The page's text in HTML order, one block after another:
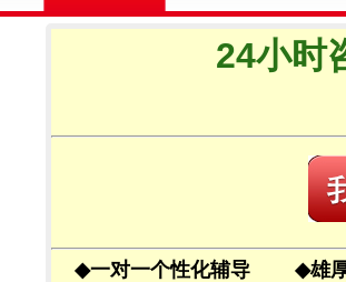
24小时
◆一对一个性化辅导 ◆雄